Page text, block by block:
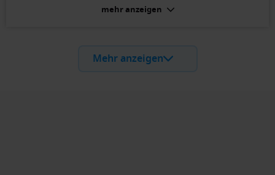
Sehr gute Ausstattung und geräumig
mehr anzeigen
Mehr anzeigen